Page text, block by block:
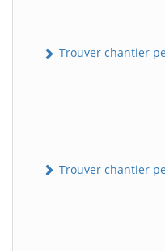
Trouver chantier
Trouver chantier